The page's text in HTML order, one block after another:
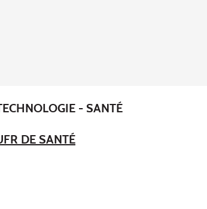
- SANTÉ
DE SANTÉ